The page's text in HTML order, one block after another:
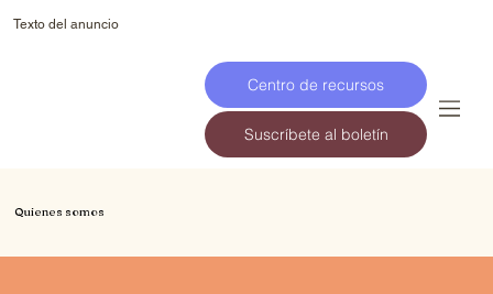
Texto del anuncio
Centro de recursos
Suscríbete al boletín
Quienes somos